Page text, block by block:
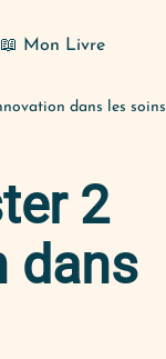
📖 Mon Livre
dans les soins
2
dans